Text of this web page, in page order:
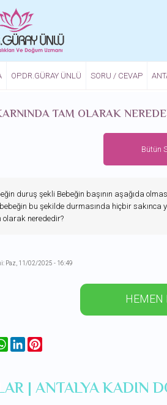
OP.DR.GÜRAY ÜNLÜ SORU / CEVAP
TAM OLARAK
Bütün
duruş şekli Bebeğin başının aşağıda
bu şekilde durmasında hiçbir
olarak nerededir?
Paz, 11/02/2025 - 16:49
HEMEN
WhatsApp
LinkedIn
| ANTALYA KADIN